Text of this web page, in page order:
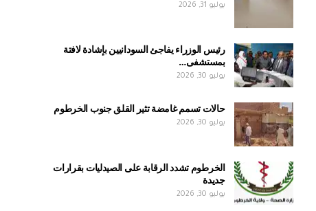
يوليو 31, 2026
رئيس الوزراء يفاجئ السودانيين بإشادة لافتة
بمستشفى…
يوليو 30, 2026
حالات تسمم غامضة تثير القلق جنوب الخرطوم
يوليو 30, 2026
الخرطوم تشدد الرقابة على الصيدليات بقرارات
جديدة
يوليو 30, 2026